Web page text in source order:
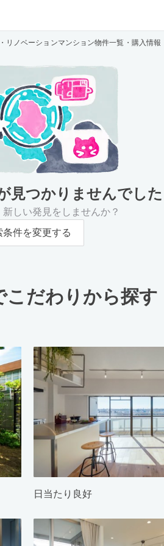
リノベーションマンション物件一覧・購入情報
見つかりませんでした
新しい発見をしませんか？
条件を変更する
こだわりから探す
日当たり良好